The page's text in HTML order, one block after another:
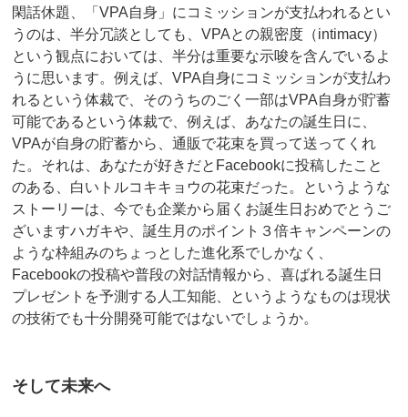
閑話休題、「VPA自身」にコミッションが支払われるとい
うのは、半分冗談としても、VPAとの親密度（intimacy）
という観点においては、半分は重要な示唆を含んでいるよ
うに思います。例えば、VPA自身にコミッションが支払わ
れるという体裁で、そのうちのごく一部はVPA自身が貯蓄
可能であるという体裁で、例えば、あなたの誕生日に、
VPAが自身の貯蓄から、通販で花束を買って送ってくれ
た。それは、あなたが好きだとFacebookに投稿したこと
のある、白いトルコキキョウの花束だった。というような
ストーリーは、今でも企業から届くお誕生日おめでとうご
ざいますハガキや、誕生月のポイント３倍キャンペーンの
ような枠組みのちょっとした進化系でしかなく、
Facebookの投稿や普段の対話情報から、喜ばれる誕生日
プレゼントを予測する人工知能、というようなものは現状
の技術でも十分開発可能ではないでしょうか。
そして未来へ